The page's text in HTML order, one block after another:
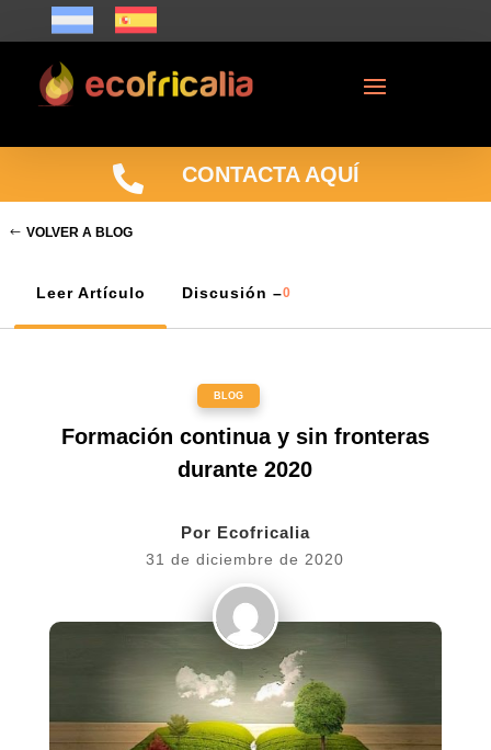
 CONTACTA AQUÍ
VOLVER A BLOG
Leer Artículo Discusión –0
BLOG
Formación continua y sin fronteras
durante 2020
Por Ecofricalia
31 de diciembre de 2020